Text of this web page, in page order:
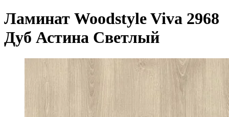
Ламинат Woodstyle Viva 2968
Дуб Астина Светлый